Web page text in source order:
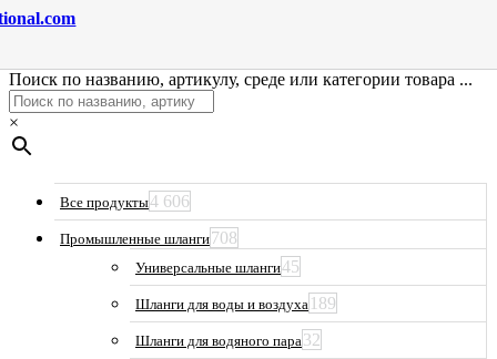
Поиск по названию, артикулу, среде или категории товара ...
×
Все продукты4 606
Промышленные шланги708
Универсальные шланги45
Шланги для воды и воздуха 189
Шланги для водяного пара32